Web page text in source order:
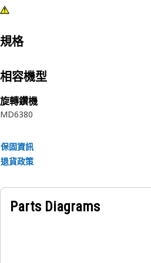
規格
相容機型
旋轉鑽機
MD6380
保固資訊
退貨政策
Parts Diagrams